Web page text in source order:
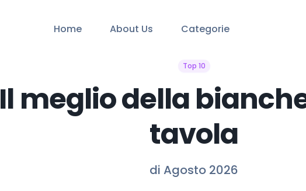
Home About Us Categorie
Top 10
Il meglio della
tavola
di Agosto 2026